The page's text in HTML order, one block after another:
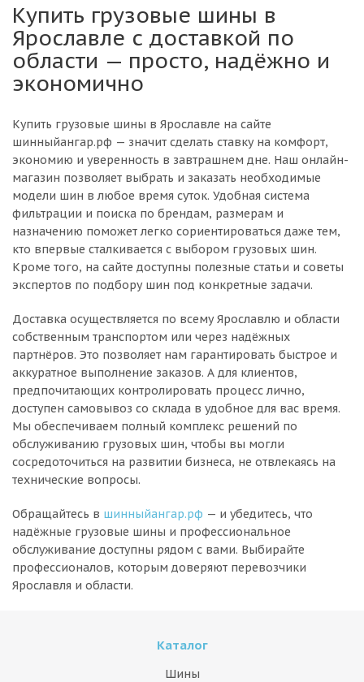
Купить грузовые шины в
Ярославле с доставкой по
области — просто, надёжно и
экономично
Купить грузовые шины в Ярославле на сайте
шинныйангар.рф — значит сделать ставку на комфорт,
экономию и уверенность в завтрашнем дне. Наш онлайн-
магазин позволяет выбрать и заказать необходимые
модели шин в любое время суток. Удобная система
фильтрации и поиска по брендам, размерам и
назначению поможет легко сориентироваться даже тем,
кто впервые сталкивается с выбором грузовых шин.
Кроме того, на сайте доступны полезные статьи и советы
экспертов по подбору шин под конкретные задачи.
Доставка осуществляется по всему Ярославлю и области
собственным транспортом или через надёжных
партнёров. Это позволяет нам гарантировать быстрое и
аккуратное выполнение заказов. А для клиентов,
предпочитающих контролировать процесс лично,
доступен самовывоз со склада в удобное для вас время.
Мы обеспечиваем полный комплекс решений по
обслуживанию грузовых шин, чтобы вы могли
сосредоточиться на развитии бизнеса, не отвлекаясь на
технические вопросы.
Обращайтесь в шинныйангар.рф — и убедитесь, что
надёжные грузовые шины и профессиональное
обслуживание доступны рядом с вами. Выбирайте
профессионалов, которым доверяют перевозчики
Ярославля и области.
Каталог
Шины